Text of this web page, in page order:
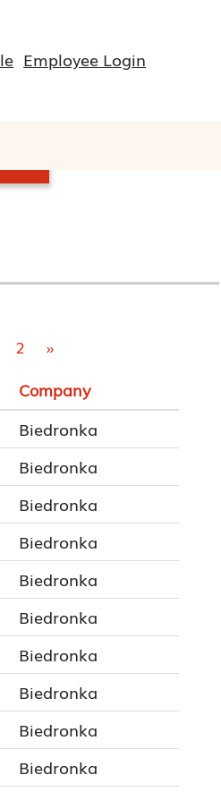
Employee Login
2 »
Company
Biedronka
Biedronka
Biedronka
Biedronka
Biedronka
Biedronka
Biedronka
Biedronka
Biedronka
Biedronka